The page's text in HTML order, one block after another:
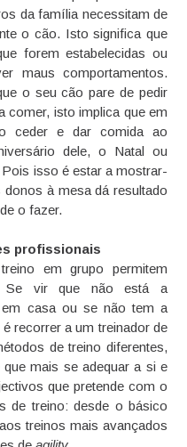
da família necessitam de
o cão. Isto significa que
forem estabelecidas ou
maus comportamentos.
o seu cão pare de pedir
comer, isto implica que em
ceder e dar comida ao
dele, o Natal ou
isso é estar a mostrar-
à mesa dá resultado
o fazer.
profissionais
em grupo permitem
Se vir que não está a
casa ou se não tem a
recorrer a um treinador de
de treino diferentes,
mais se adequar a si e
que pretende com o
de treino: desde o básico
treinos mais avançados